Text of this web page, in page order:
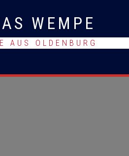
WEMPE
AUS OLDENBURG